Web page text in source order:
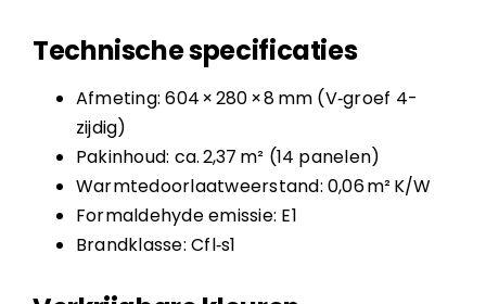
Technische specificaties
Afmeting: 604 × 280 × 8 mm (V‑groef 4-
zijdig)
Pakinhoud: ca. 2,37 m² (14 panelen)
Warmtedoorlaatweerstand: 0,06 m² K/W
Formaldehyde emissie: E1
Brandklasse: Cfl‑s1